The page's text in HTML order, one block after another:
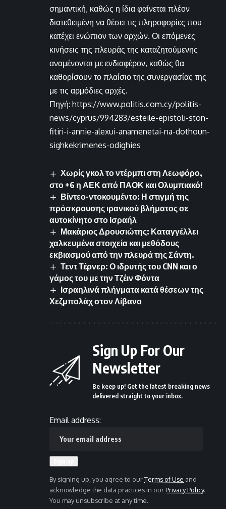
σημαντική, καθώς η ίδια φαίνεται πλέον
διατεθειμένη να θέσει τις πληροφορίες που
κατέχει ενώπιον των αρχών. Οι επόμενες
κινήσεις της πλευράς της καταζητούμενης
αναμένονται με ενδιαφέρον, καθώς θα
καθορίσουν το πλαίσιο της συνεργασίας της
με τις αρμόδιες αρχές.
Πηγή: https://www.politis.com.cy/politis-
news/cyprus/994283/esteile-epistoli-ston-
fitiri-i-annie-alexui-anamenetai-na-dothoun-
sighkekrimenes-odighies
Χωρίς γκολ το ντέρμπι στη Λεωφόρο,
στο +6 η ΑΕΚ από ΠΑΟΚ και Ολυμπιακό!
Βίντεο-ντοκουμέντο: Η στιγμή της
πρόσκρουσης ιρανικού βλήματος σε
αυτοκίνητο στο Ισραήλ
Μακάριος Δρουσιώτης: Καταγγέλλει
χαλκευμένα στοιχεία και μεθόδους
εκβιασμού από την πλευρά της Σάντη.
Τεντ Τέρνερ: Ο ιδρυτής του CNN και ο
γάμος του με την Τζέιν Φόντα
Ισραηλινά πλήγματα κατά θέσεων της
Χεζμπολάχ στον Λίβανο
Sign Up For Our
Newsletter
Be keep up! Get the latest breaking news
delivered straight to your inbox.
Email address:
By signing up, you agree to ourTerms of Use and
acknowledge the data practices in ourPrivacy Policy.
You may unsubscribe at any time.